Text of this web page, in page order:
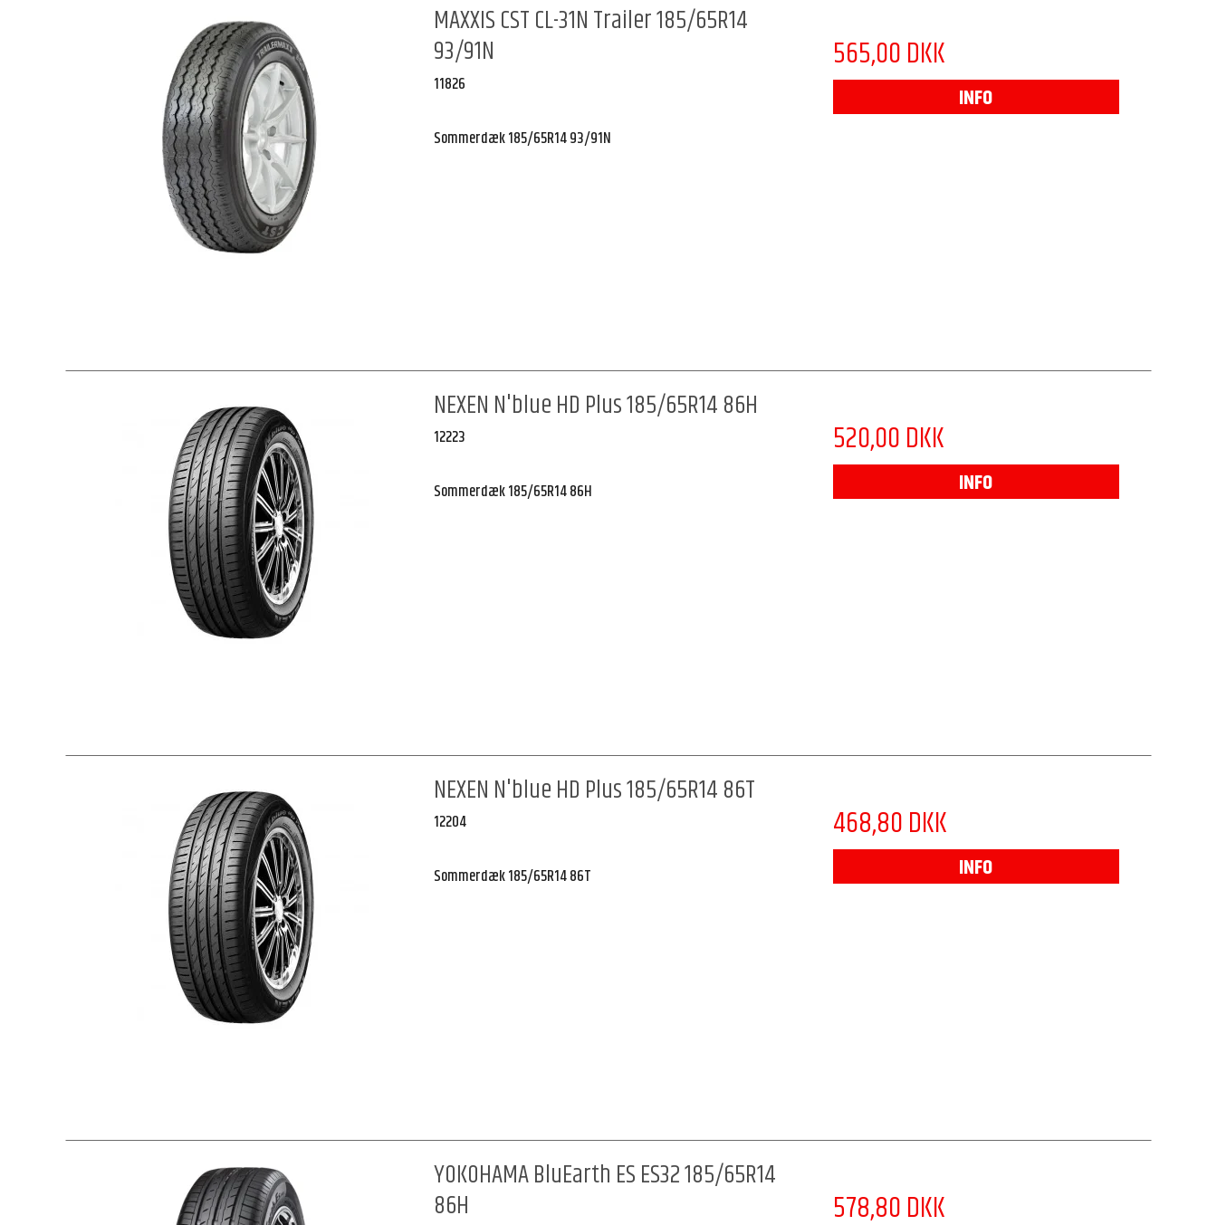
MAXXIS CST CL-31N Trailer 185/65R14
93/91N
11826
Sommerdæk 185/65R14 93/91N
565,00 DKK
INFO
NEXEN N'blue HD Plus 185/65R14 86H
12223
Sommerdæk 185/65R14 86H
520,00 DKK
INFO
NEXEN N'blue HD Plus 185/65R14 86T
12204
Sommerdæk 185/65R14 86T
468,80 DKK
INFO
YOKOHAMA BluEarth ES ES32 185/65R14
86H
578,80 DKK